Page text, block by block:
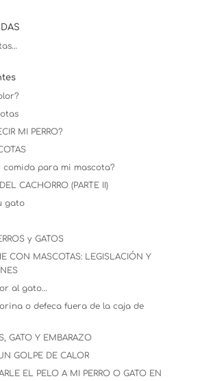
MI PERRO?
comida para mi mascota?
CACHORRO (PARTE II)
gato
y GATOS
CON MASCOTAS: LEGISLACIÓN Y
al gato…
o defeca fuera de la caja de
GATO Y EMBARAZO
GOLPE DE CALOR
EL PELO A MI PERRO O GATO EN